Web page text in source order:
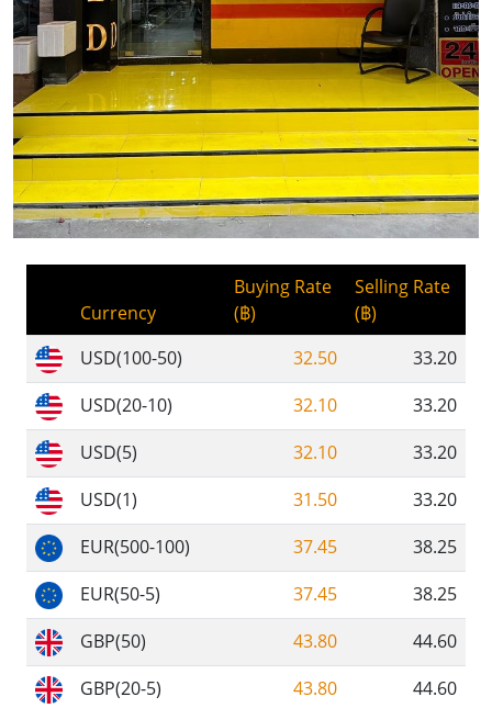
Currency
Buying Rate
(฿)
Selling Rate
(฿)
USD(100-50)
32.50
33.20
USD(20-10)
32.10
33.20
USD(5)
32.10
33.20
USD(1)
31.50
33.20
EUR(500-100)
37.45
38.25
EUR(50-5)
37.45
38.25
GBP(50)
43.80
44.60
GBP(20-5)
43.80
44.60